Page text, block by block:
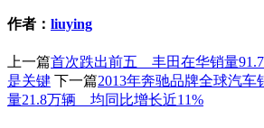
作者： liuying
上一篇首次跌出前五 丰田在华销量
是关键 下一篇2013年奔驰品牌全球汽车
量21.8万辆 均同比增长近11%